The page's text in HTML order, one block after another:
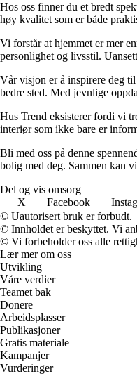
Hos oss finner du et bredt
høy kvalitet som er både
Vi forstår at hjemmet er mer
personlighet og livsstil.
Vår visjon er å inspirere deg
bedre sted. Med jevnlige
Hus Trend eksisterer fordi vi
interiør som ikke bare er
Bli med oss på denne
bolig med deg. Sammen kan
Del og vis omsorg
X
Facebook
© Uautorisert bruk er forbudt.
© Innholdet er beskyttet. Vi
© Vi forbeholder oss alle
Lær mer om oss
Utvikling
Våre verdier
Teamet bak
Donere
Arbeidsplasser
Publikasjoner
Gratis materiale
Kampanjer
Vurderinger